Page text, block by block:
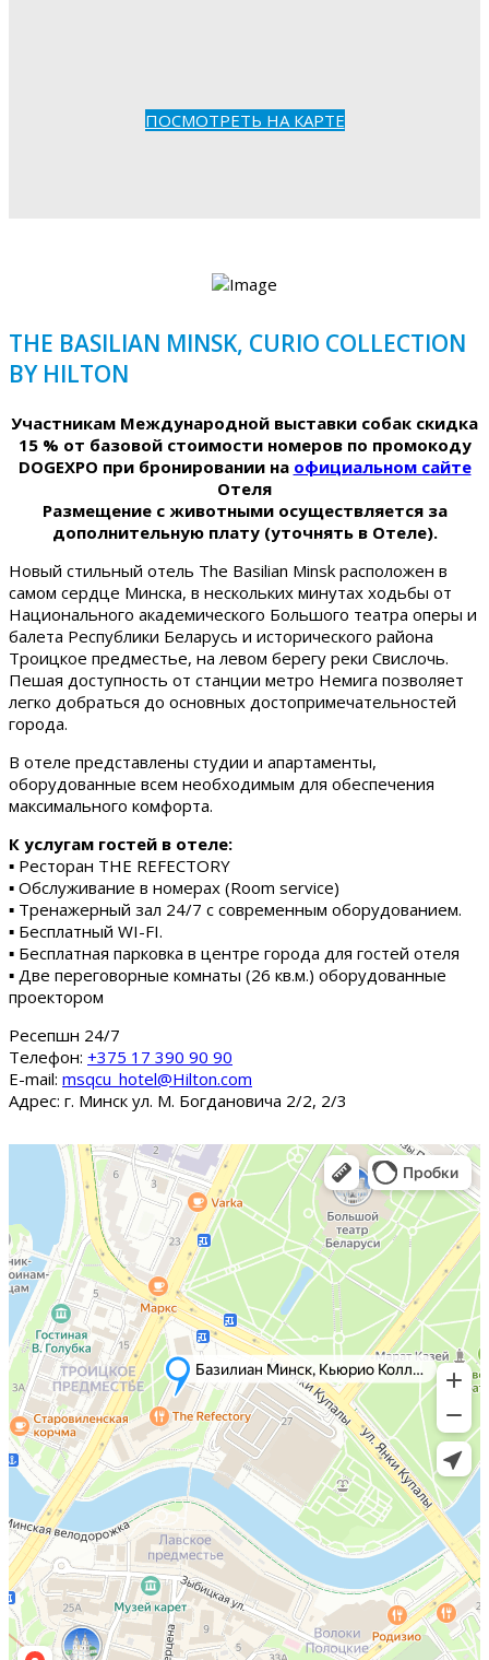
ПОСМОТРЕТЬ НА КАРТЕ
THE BASILIAN MINSK, CURIO COLLECTION
BY HILTON
Участникам Международной выставки собак скидка
15 % от базовой стоимости номеров по промокоду
DOGEXPO при бронировании на официальном сайте
Отеля
Размещение с животными осуществляется за
дополнительную плату (уточнять в Отеле).
Новый стильный отель The Basilian Minsk расположен в
самом сердце Минска, в нескольких минутах ходьбы от
Национального академического Большого театра оперы и
балета Республики Беларусь и исторического района
Троицкое предместье, на левом берегу реки Свислочь.
Пешая доступность от станции метро Немига позволяет
легко добраться до основных достопримечательностей
города.
В отеле представлены студии и апартаменты,
оборудованные всем необходимым для обеспечения
максимального комфорта.
К услугам гостей в отеле:
▪ Ресторан THE REFECTORY
▪ Обслуживание в номерах (Room service)
▪ Тренажерный зал 24/7 с современным оборудованием.
▪ Бесплатный WI-FI.
▪ Бесплатная парковка в центре города для гостей отеля
▪ Две переговорные комнаты (26 кв.м.) оборудованные
проектором
Ресепшн 24/7
Tелефон: +375 17 390 90 90
E-mail: msqcu_hotel@Hilton.com
Адрес: г. Минск ул. М. Богдановича 2/2, 2/3